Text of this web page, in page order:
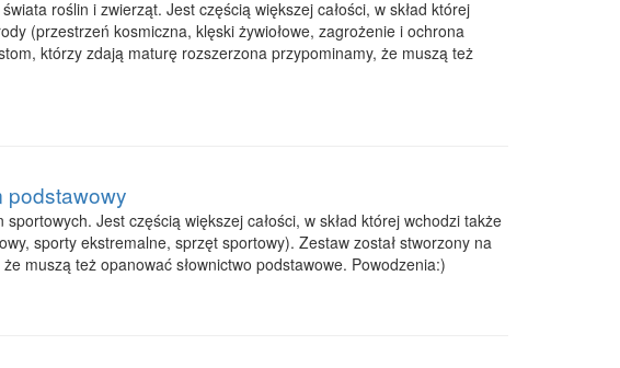
roślin i zwierząt. Jest częścią większej całości, w skład której
(przestrzeń kosmiczna, klęski żywiołowe, zagrożenie i ochrona
którzy zdają maturę rozszerzona przypominamy, że muszą też
podstawowy
Jest częścią większej całości, w skład której wchodzi także
sporty ekstremalne, sprzęt sportowy). Zestaw został stworzony na
muszą też opanować słownictwo podstawowe. Powodzenia:)